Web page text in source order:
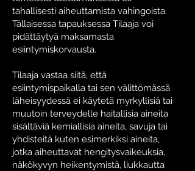
tahallisesti aiheuttamista vahingoista.
Tällaisessa tapauksessa Tilaaja voi
pidättäytyä maksamasta
esiintymiskorvausta.
Tilaaja vastaa siitä, että
esiintymispaikalla tai sen välittömässä
läheisyydessä ei käytetä myrkyllisiä tai
muutoin terveydelle haitallisia aineita
sisältäviä kemiallisia aineita, savuja tai
yhdisteitä kuten esimerkiksi aineita,
jotka aiheuttavat hengitysvaikeuksia,
näkökyvyn heikentymistä, liukkautta